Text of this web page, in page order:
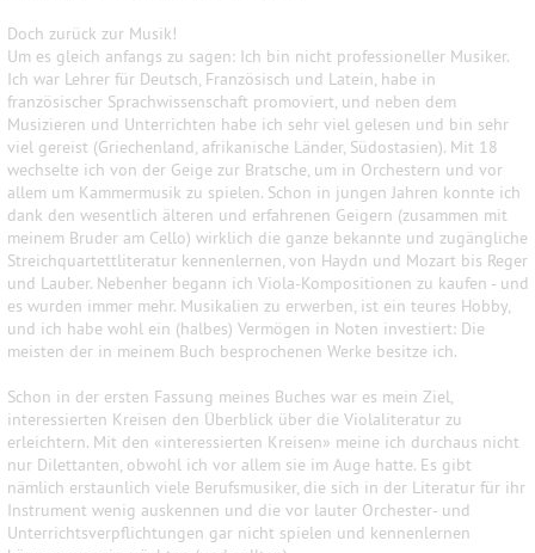
Doch zurück zur Musik!
Um es gleich anfangs zu sagen: Ich bin nicht professioneller Musiker.
Ich war Lehrer für Deutsch, Französisch und Latein, habe in
französischer Sprachwissenschaft promoviert, und neben dem
Musizieren und Unterrichten habe ich sehr viel gelesen und bin sehr
viel gereist (Griechenland, afrikanische Länder, Südostasien). Mit 18
wechselte ich von der Geige zur Bratsche, um in Orchestern und vor
allem um Kammermusik zu spielen. Schon in jungen Jahren konnte ich
dank den wesentlich älteren und erfahrenen Geigern (zusammen mit
meinem Bruder am Cello) wirklich die ganze bekannte und zugängliche
Streichquartettliteratur kennenlernen, von Haydn und Mozart bis Reger
und Lauber. Nebenher begann ich Viola-Kompositionen zu kaufen - und
es wurden immer mehr. Musikalien zu erwerben, ist ein teures Hobby,
und ich habe wohl ein (halbes) Vermögen in Noten investiert: Die
meisten der in meinem Buch besprochenen Werke besitze ich.
Schon in der ersten Fassung meines Buches war es mein Ziel,
interessierten Kreisen den Überblick über die Violaliteratur zu
erleichtern. Mit den «interessierten Kreisen» meine ich durchaus nicht
nur Dilettanten, obwohl ich vor allem sie im Auge hatte. Es gibt
nämlich erstaunlich viele Berufsmusiker, die sich in der Literatur für ihr
Instrument wenig auskennen und die vor lauter Orchester- und
Unterrichtsverpflichtungen gar nicht spielen und kennenlernen